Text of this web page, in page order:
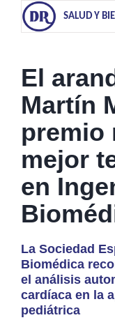
SALUD Y
El
Martín
premio
mejor
en
La Sociedad
Biomédica
el análisis
cardíaca en la
pediátrica